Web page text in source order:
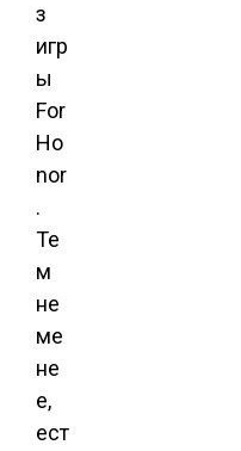
з
игр
ы
For
Ho
nor
.
Те
м
не
ме
не
е,
ест